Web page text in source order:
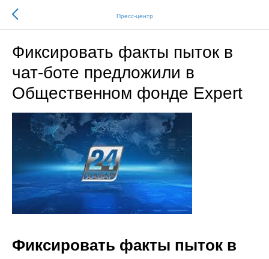
Пресс-центр
Фиксировать факты пыток в
чат-боте предложили в
Общественном фонде Expert
Фиксировать факты пыток в